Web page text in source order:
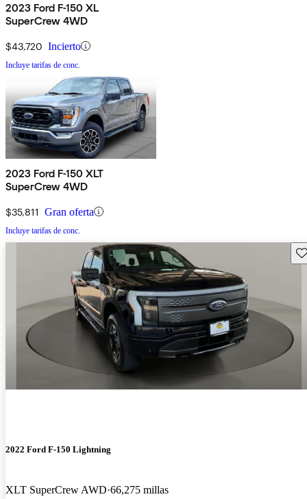
2023 Ford F-150 XL
SuperCrew 4WD
$43,720 Incierto
Incluye tarifas de conc.
2023 Ford F-150 XLT
SuperCrew 4WD
$35,811 Gran oferta
Incluye tarifas de conc.
2022 Ford F-150 Lightning
XLT SuperCrew AWD 66,275 millas